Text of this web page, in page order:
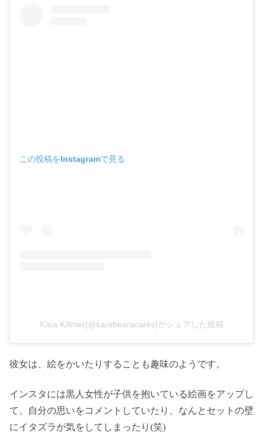
この投稿をInstagramで見る
Kara Killmer(@karebearacares)がシェアした投稿
彼女は、絵をかいたりすることも趣味のようです。
インスタには黒人女性が子供を抱いている絵画をアップし
て、自分の思いをコメントしていたり、なんとセットの壁
にイタズラが気をしてしまったり(笑)